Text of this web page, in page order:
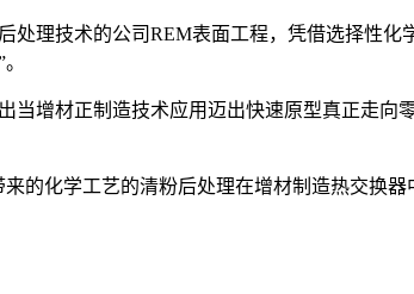
处理技术的公司REM表面工程，凭借选择性
当增材正制造技术应用迈出快速原型真正走
的化学工艺的清粉后处理在增材制造热交换